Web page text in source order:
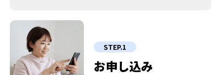
STEP.1
お申し込み